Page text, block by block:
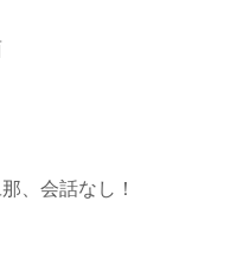
、会話なし！